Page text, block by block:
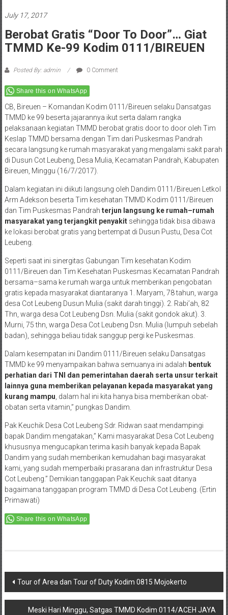
July 17, 2017
Berobat Gratis “Door To Door”… Giat
TMMD Ke-99 Kodim 0111/BIREUEN
Posted By: admin 0 Comment
Share this on WhatsApp
CB, Bireuen – Komandan Kodim 0111/Bireuen selaku Dansatgas
TMMD ke 99 beserta jajarannya ikut serta dalam rangka
pelaksanaan kegiatan TMMD berobat gratis door to door oleh Tim
Keslap TMMD bersama dengan Tim dari Puskesmas Pandrah
secara langsung ke rumah masyarakat yang mengalami sakit parah
di Dusun Cot Leubeng, Desa Mulia, Kecamatan Pandrah, Kabupaten
Bireuen, Minggu (16/7/2017).
Dalam kegiatan ini diikuti langsung oleh Dandim 0111/Bireuen Letkol
Arm Adekson beserta Tim kesehatan TMMD Kodim 0111/Bireuen
dan Tim Puskesmas Pandrah terjun langsung ke rumah–rumah
masyarakat yang terjangkit penyakit sehingga tidak bisa dibawa
ke lokasi berobat gratis yang bertempat di Dusun Pustu, Desa Cot
Leubeng.
Seperti saat ini sinergitas Gabungan Tim kesehatan Kodim
0111/Bireuen dan Tim Kesehatan Puskesmas Kecamatan Pandrah
bersama–sama ke rumah warga untuk memberikan pengobatan
gratis kepada masyarakat diantaranya 1. Maryam, 78 tahun, warga
desa Cot Leubeng Dusun Mulia (sakit darah tinggi). 2. Rabi’ah, 82
Thn, warga desa Cot Leubeng Dsn. Mulia (sakit gondok akut). 3.
Murni, 75 thn, warga Desa Cot Leubeng Dsn. Mulia (lumpuh sebelah
badan), sehingga beliau tidak sanggup pergi ke Puskesmas.
Dalam kesempatan ini Dandim 0111/Bireuen selaku Dansatgas
TMMD ke 99 menyampaikan bahwa semuanya ini adalah bentuk
perhatian dari TNI dan pemerintahan daerah serta unsur terkait
lainnya guna memberikan pelayanan kepada masyarakat yang
kurang mampu, dalam hal ini kita hanya bisa memberikan obat-
obatan serta vitamin,” pungkas Dandim.
Pak Keuchik Desa Cot Leubeng Sdr. Ridwan saat mendampingi
bapak Dandim mengatakan,” Kami masyarakat Desa Cot Leubeng
khususnya mengucapkan terima kasih banyak kepada Bapak
Dandim yang sudah memberikan kemudahan bagi masyarakat
kami, yang sudah memperbaiki prasarana dan infrastruktur Desa
Cot Leubeng.” Demikian tanggapan Pak Keuchik saat ditanya
bagaimana tanggapan program TMMD di Desa Cot Leubeng. (Ertin
Primawati)
Share this on WhatsApp
Post
navigation
Tour of Area dan Tour of Duty Kodim 0815 Mojokerto
Meski Hari Minggu, Satgas TMMD Kodim 0114/ACEH JAYA